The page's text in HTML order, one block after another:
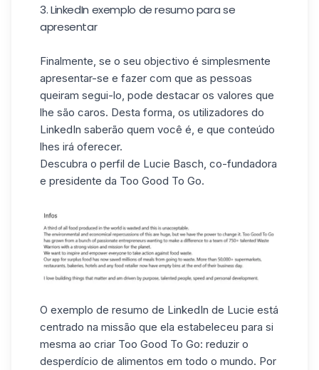
3. LinkedIn exemplo de resumo para se
apresentar
Finalmente, se o seu objectivo é simplesmente
apresentar-se e fazer com que as pessoas
queiram segui-lo, pode destacar os valores que
lhe são caros. Desta forma, os utilizadores do
LinkedIn saberão quem você é, e que conteúdo
lhes irá oferecer.
Descubra o perfil de Lucie Basch, co-fundadora
e presidente da Too Good To Go.
O exemplo de resumo de LinkedIn de Lucie está
centrado na missão que ela estabeleceu para si
mesma ao criar Too Good To Go: reduzir o
desperdício de alimentos em todo o mundo. Por